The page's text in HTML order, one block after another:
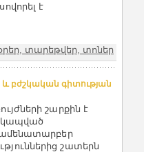
է
տարեթվեր, տոներ
և բժշկական գիտության
շարքին է
կապված
ամենատարբեր
շատերն